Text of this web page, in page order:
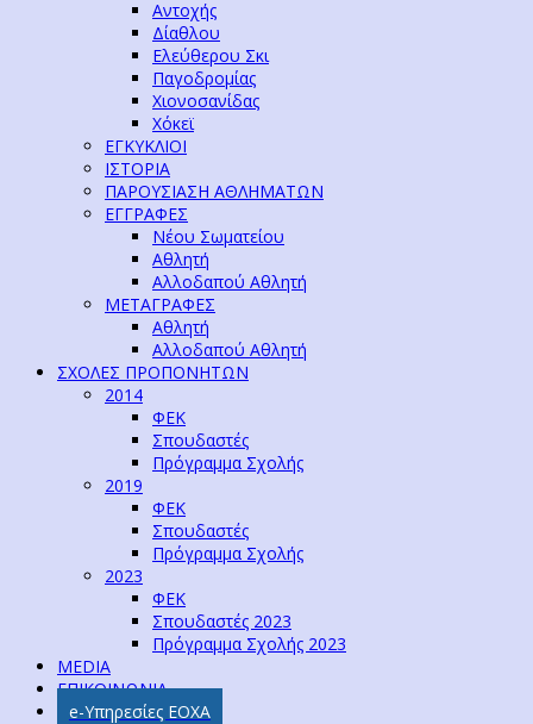
Αντοχής
Δίαθλου
Ελεύθερου Σκι
Παγοδρομίας
Χιονοσανίδας
Χόκεϊ
ΕΓΚΥΚΛΙΟΙ
ΙΣΤΟΡΙΑ
ΠΑΡΟΥΣΙΑΣΗ ΑΘΛΗΜΑΤΩΝ
ΕΓΓΡΑΦΕΣ
Νέου Σωματείου
Αθλητή
Αλλοδαπού Αθλητή
ΜΕΤΑΓΡΑΦΕΣ
Αθλητή
Αλλοδαπού Αθλητή
ΣΧΟΛΕΣ ΠΡΟΠΟΝΗΤΩΝ
2014
ΦΕΚ
Σπουδαστές
Πρόγραμμα Σχολής
2019
ΦΕΚ
Σπουδαστές
Πρόγραμμα Σχολής
2023
ΦΕΚ
Σπουδαστές 2023
Πρόγραμμα Σχολής 2023
MEDIA
ΕΠΙΚΟΙΝΩΝΙΑ
e-Υπηρεσίες ΕΟΧΑ